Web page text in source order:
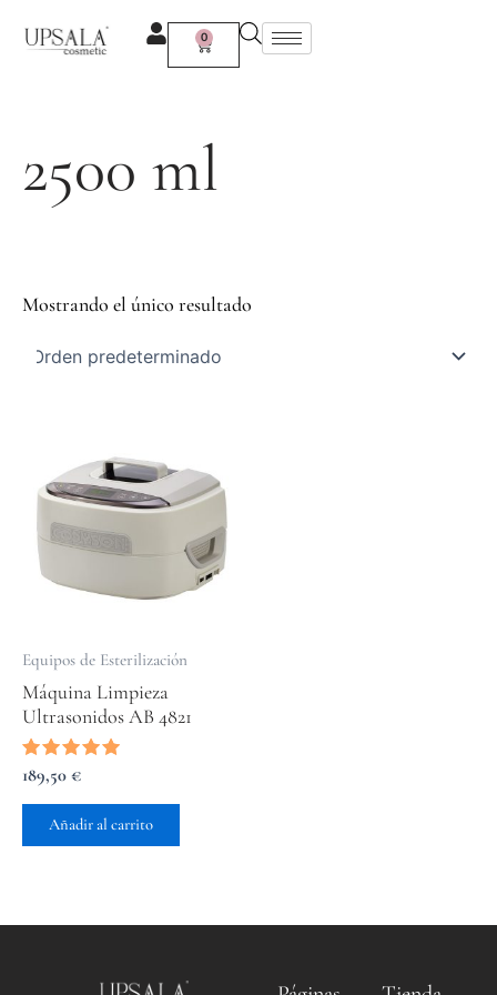
contenido
0
Carrito
2500 ml
Mostrando el único resultado
Equipos de Esterilización
Máquina Limpieza
Ultrasonidos AB 4821
Valorado
con
5.00
de 5
189,50 €
Añadir al carrito